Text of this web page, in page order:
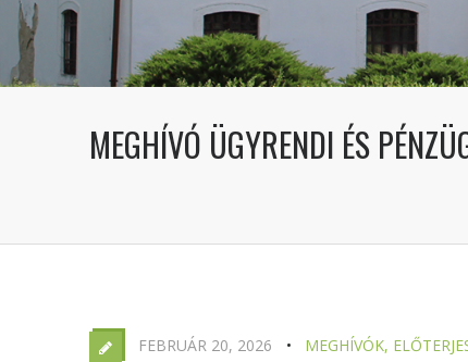
MEGHÍVÓ ÜGYRENDI ÉS
FEBRUÁR 20, 2026 MEGHÍVÓK,